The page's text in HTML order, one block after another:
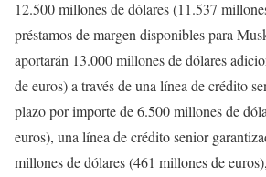
12.500 millones de dólares (11.537
préstamos de margen disponibles para
aportarán 13.000 millones de dólares
de euros) a través de una línea de crédito
plazo por importe de 6.500 millones de
euros), una línea de crédito senior
millones de dólares (461 millones de